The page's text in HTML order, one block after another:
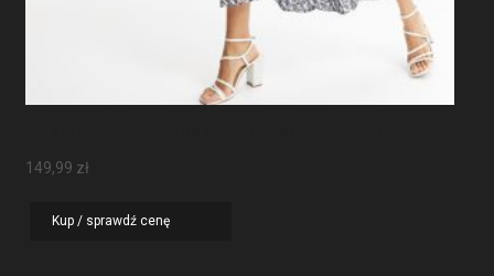
149,99 zł
Kup / sprawdź cenę